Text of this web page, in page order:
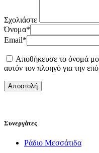
Σχολιάστε
Όνομα*
Email*
Αποθήκευσε το όνομά
αυτόν τον πλοηγό για την
Συνεργάτες
Ράδιο Μεσσάτιδα